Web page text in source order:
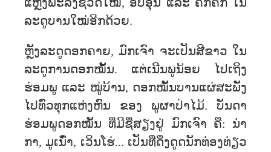
ແຫຼ່ງພະລັງຊີວິດໃໝ່, ອົບອຸ່ນ ແລະ ຄຶກຄັກ ໃນ
ລະດູບານໃໝ່ອີກດ້ວຍ.
ຫຼັງ​​ລະ​ດູ​ດອກຄາຍ, ມົກເຈົາ ຈະເປັນ​ສີ​ຂາວ ​ໃນ​
ລະ​ດູ​ການ​ດອກ​ໝັ້ນ. ແຕ່​ເນີນ​ພູ​ນ້ອຍ ໄປເຖິງ​
ຮ່ອມ​ພູ ​ແລະ​ ໝູ່​ບ້ານ, ດອກ​ໝັ້ນ​ບານແຜ່ສະພັ່ງ
ໄປທົ່ວທຸກແຫ່ງຫົນ ຂອງ ພູຜາປ່າໄມ້. ບັນດາ
ຮ່ອມ​ພູ​ດອກ​ໝັ້ນ ​ທີ່​ມີ​ຊື່​ສຽງ​ຢູ່ ມົກ​ເຈົາ ຄື: ນ່າ​
ກາ, ມູເນົ໋າ, ເວິນໂຮ່... ເປັນທ່ີ​ດຶງ​ດູດ​ນັກ​ທ່ອງ​ທ່ຽວ​